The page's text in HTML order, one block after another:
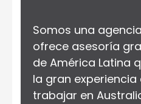
Somos una
ofrece asesoría
de América Latina
la gran
trabajar en